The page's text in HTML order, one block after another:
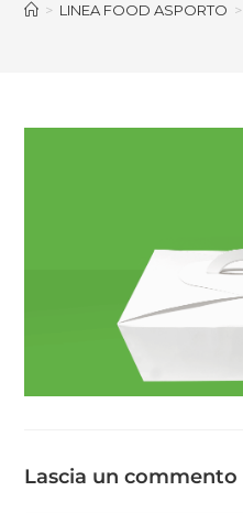
> LINEA FOOD ASPORTO >
Lascia un commento